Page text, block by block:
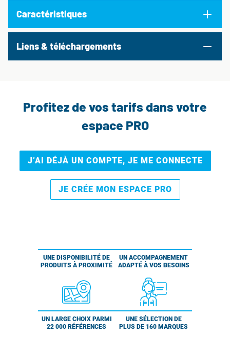
Caractéristiques
Liens & téléchargements
Profitez de vos tarifs dans votre
espace PRO
J’AI DÉJÀ UN COMPTE, JE ME CONNECTE
JE CRÉE MON ESPACE PRO
UNE DISPONIBILITÉ DE
PRODUITS À PROXIMITÉ
UN ACCOMPAGNEMENT
ADAPTÉ À VOS BESOINS
UN LARGE CHOIX PARMI
22 000 RÉFÉRENCES
UNE SÉLECTION DE
PLUS DE 160 MARQUES